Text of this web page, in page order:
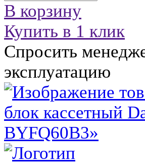
В корзину
Купить в 1 клик
Спросить
эксплуатацию